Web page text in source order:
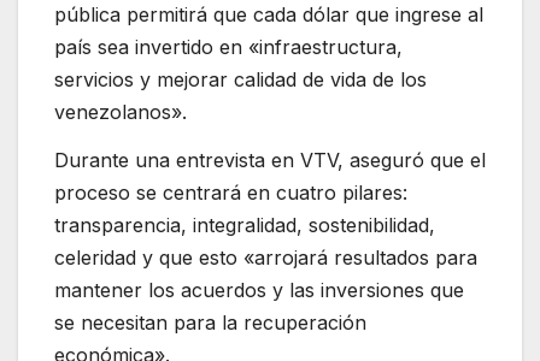
pública permitirá que cada dólar que ingrese al
país sea invertido en «infraestructura,
servicios y mejorar calidad de vida de los
venezolanos».
Durante una entrevista en VTV, aseguró que el
proceso se centrará en cuatro pilares:
transparencia, integralidad, sostenibilidad,
celeridad y que esto «arrojará resultados para
mantener los acuerdos y las inversiones que
se necesitan para la recuperación
económica».